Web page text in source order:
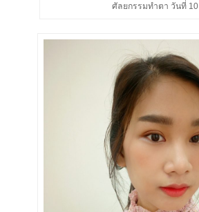
ศัลยกรรมทำตา วันที่ 10